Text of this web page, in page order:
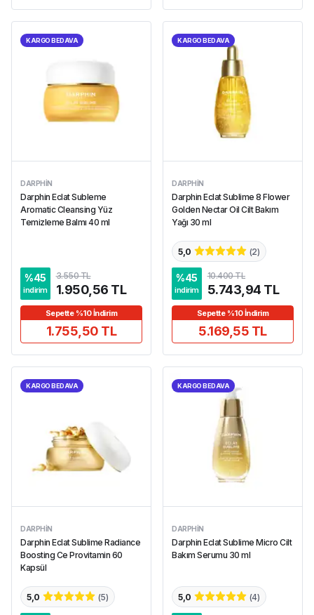
KARGO BEDAVA
DARPHIN
Darphin Eclat Subleme
Aromatic Cleansing Yüz
Temizleme Balmı 40 ml
%45
indirim
3.550 TL
1.950,56 TL
Sepette %10 İndirim
1.755,50 TL
KARGO BEDAVA
DARPHIN
Darphin Eclat Sublime 8 Flower
Golden Nectar Oil Cilt Bakım
Yağı 30 ml
5,0 (2)
%45
indirim
10.400 TL
5.743,94 TL
Sepette %10 İndirim
5.169,55 TL
KARGO BEDAVA
DARPHIN
Darphin Eclat Sublime Radiance
Boosting Ce Provitamin 60
Kapsül
5,0 (5)
KARGO BEDAVA
DARPHIN
Darphin Eclat Sublime Micro Cilt
Bakım Serumu 30 ml
5,0 (4)